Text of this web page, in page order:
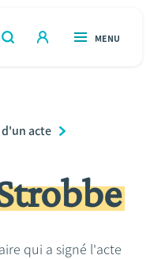
OUVERT
RECHERCHER
OUVERT
MENU
acte
qui a signé l'acte